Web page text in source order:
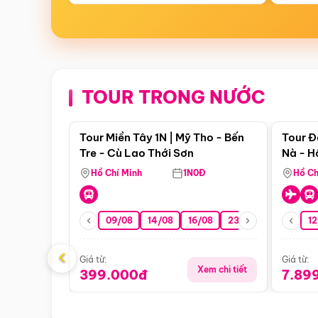
TOUR TRONG NƯỚC
Điểm nổi bật
Tour Miền Tây 1N | Mỹ Tho - Bến
Tre - Cù Lao Thới Sơn
Hồ Chí Minh 1N0Đ
09/08 14/08 16/08 23/08 30/08
Giá từ:
399.000đ Xem chi tiết
Tour
Nà -
Nha
Hồ
Giá từ:
‹